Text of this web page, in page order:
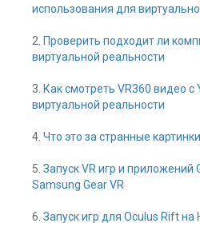
использования для
2. Проверить подходит ли
виртуальной реальности
3. Как смотреть VR360 видео
виртуальной реальности
4. Что это за странные
5. Запуск VR игр и приложений
Samsung Gear VR
6. Запуск игр для Oculus Rift на